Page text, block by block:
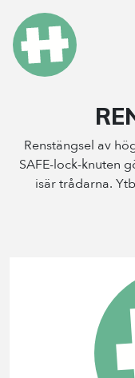
Renstängsel av
SAFE-lock-knuten
isär trådarna.